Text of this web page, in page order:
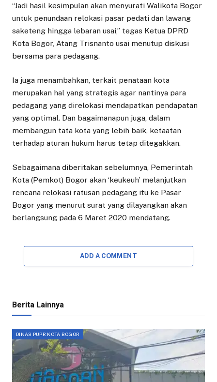
“Jadi hasil kesimpulan akan menyurati Walikota Bogor
untuk penundaan relokasi pasar pedati dan lawang
saketeng hingga lebaran usai,” tegas Ketua DPRD
Kota Bogor, Atang Trisnanto usai menutup diskusi
bersama para pedagang.
Ia juga menambahkan, terkait penataan kota
merupakan hal yang strategis agar nantinya para
pedagang yang direlokasi mendapatkan pendapatan
yang optimal. Dan bagaimanapun juga, dalam
membangun tata kota yang lebih baik, ketaatan
terhadap aturan hukum harus tetap ditegakkan.
Sebagaimana diberitakan sebelumnya, Pemerintah
Kota (Pemkot) Bogor akan ‘keukeuh’ melanjutkan
rencana relokasi ratusan pedagang itu ke Pasar
Bogor yang menurut surat yang dilayangkan akan
berlangsung pada 6 Maret 2020 mendatang.
ADD A COMMENT
Berita Lainnya
DINAS PUPR KOTA BOGOR